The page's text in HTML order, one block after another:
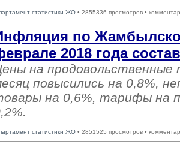
статистики ЖО • 2855336 просмотров •
по
2018 года
на
повысились на 0,8%,
на 0,6%, тарифы на
статистики ЖО • 2851525 просмотров •